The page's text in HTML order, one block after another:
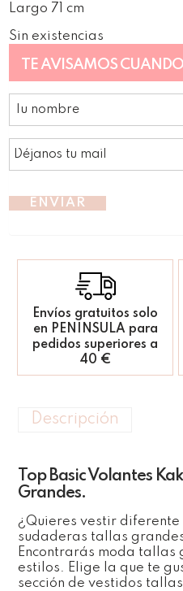
Largo 71 cm
Sin existencias
TE AVISAMOS
ENVIAR
Envíos gratuitos solo
en PENINSULA para
pedidos superiores a
40 €
Descripción
Top Basic Volantes
Grandes.
¿Quieres vestir diferente
sudaderas tallas
Encontrarás moda tallas
estilos. Elige la que te
sección de vestidos